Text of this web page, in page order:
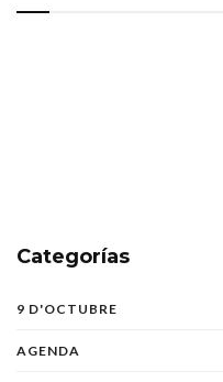
Categorías
9 D'OCTUBRE
AGENDA